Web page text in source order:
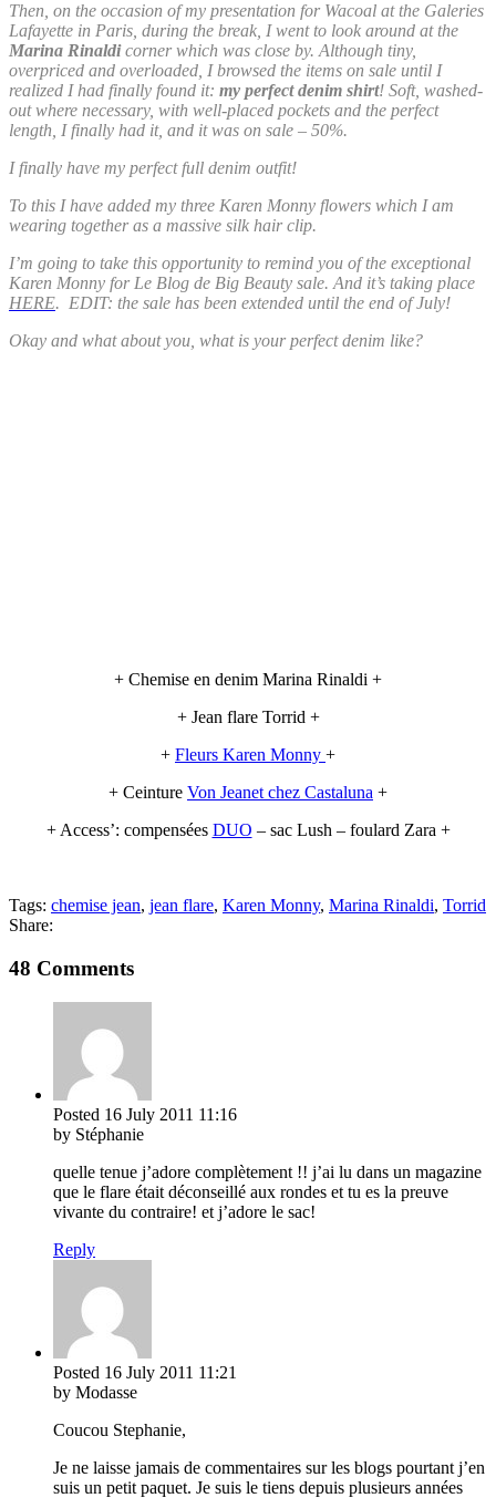
Then, on the occasion of my presentation for Wacoal at the Galeries
Lafayette in Paris, during the break, I went to look around at the
Marina Rinaldicorner which was close by. Although tiny,
overpriced and overloaded, I browsed the items on sale until I
realized I had finally found it: my perfect denim shirt! Soft, washed-
out where necessary, with well-placed pockets and the perfect
length, I finally had it, and it was on sale – 50%.
I finally have my perfect full denim outfit!
To this I have added my three Karen Monny flowers which I am
wearing together as a massive silk hair clip.
I’m going to take this opportunity to remind you of the exceptional
Karen Monny for Le Blog de Big Beauty sale. And it’s taking place
HERE. EDIT: the sale has been extended until the end of July!
Okay and what about you, what is your perfect denim like?
+ Chemise en denim Marina Rinaldi +
+ Jean flare Torrid +
+ Fleurs Karen Monny +
+ Ceinture Von Jeanet chez Castaluna +
+ Access’: compensées DUO – sac Lush – foulard Zara +
Tags: chemise jean, jean flare, Karen Monny, Marina Rinaldi, Torrid
Share:
48 Comments
Posted 16 July 2011 11:16
by Stéphanie
quelle tenue j’adore complètement !! j’ai lu dans un magazine
que le flare était déconseillé aux rondes et tu es la preuve
vivante du contraire! et j’adore le sac!
Reply
Posted 16 July 2011 11:21
by Modasse
Coucou Stephanie,
Je ne laisse jamais de commentaires sur les blogs pourtant j’en
suis un petit paquet. Je suis le tiens depuis plusieurs années